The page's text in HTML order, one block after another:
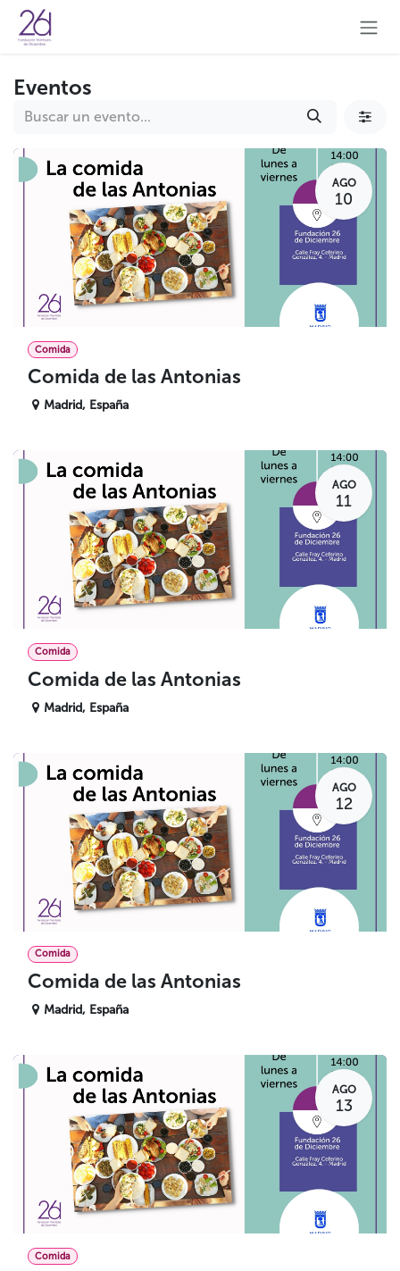
Ir al contenido
Eventos
AGO
10
Comida
Comida de las Antonias
Madrid, España
AGO
11
Comida
Comida de las Antonias
Madrid, España
AGO
12
Comida
Comida de las Antonias
Madrid, España
AGO
13
Comida